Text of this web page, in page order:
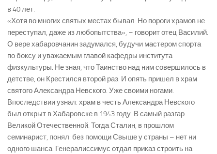
в 40 лет.
«Хотя во многих святых местах бывал. Но пороги храмов не
переступал, даже из любопытства», – говорит отец Василий.
О вере хабаровчанин задумался, будучи мастером спорта
по боксу и уважаемым главой кафедры института
физкультуры. Не зная, что Таинство над ним совершилось в
детстве, он Крестился второй раз. И опять пришел в храм
святого Александра Невского. Уже своими ногами.
Впоследствии узнал: храм в честь Александра Невского
был открыт в Хабаровске в 1943 году. В самый разгар
Великой Отечественной. Тогда Сталин, в прошлом
семинарист, понял: без помощи Свыше у страны – нет ни
одного шанса. Генералиссимус отдал приказ строить на